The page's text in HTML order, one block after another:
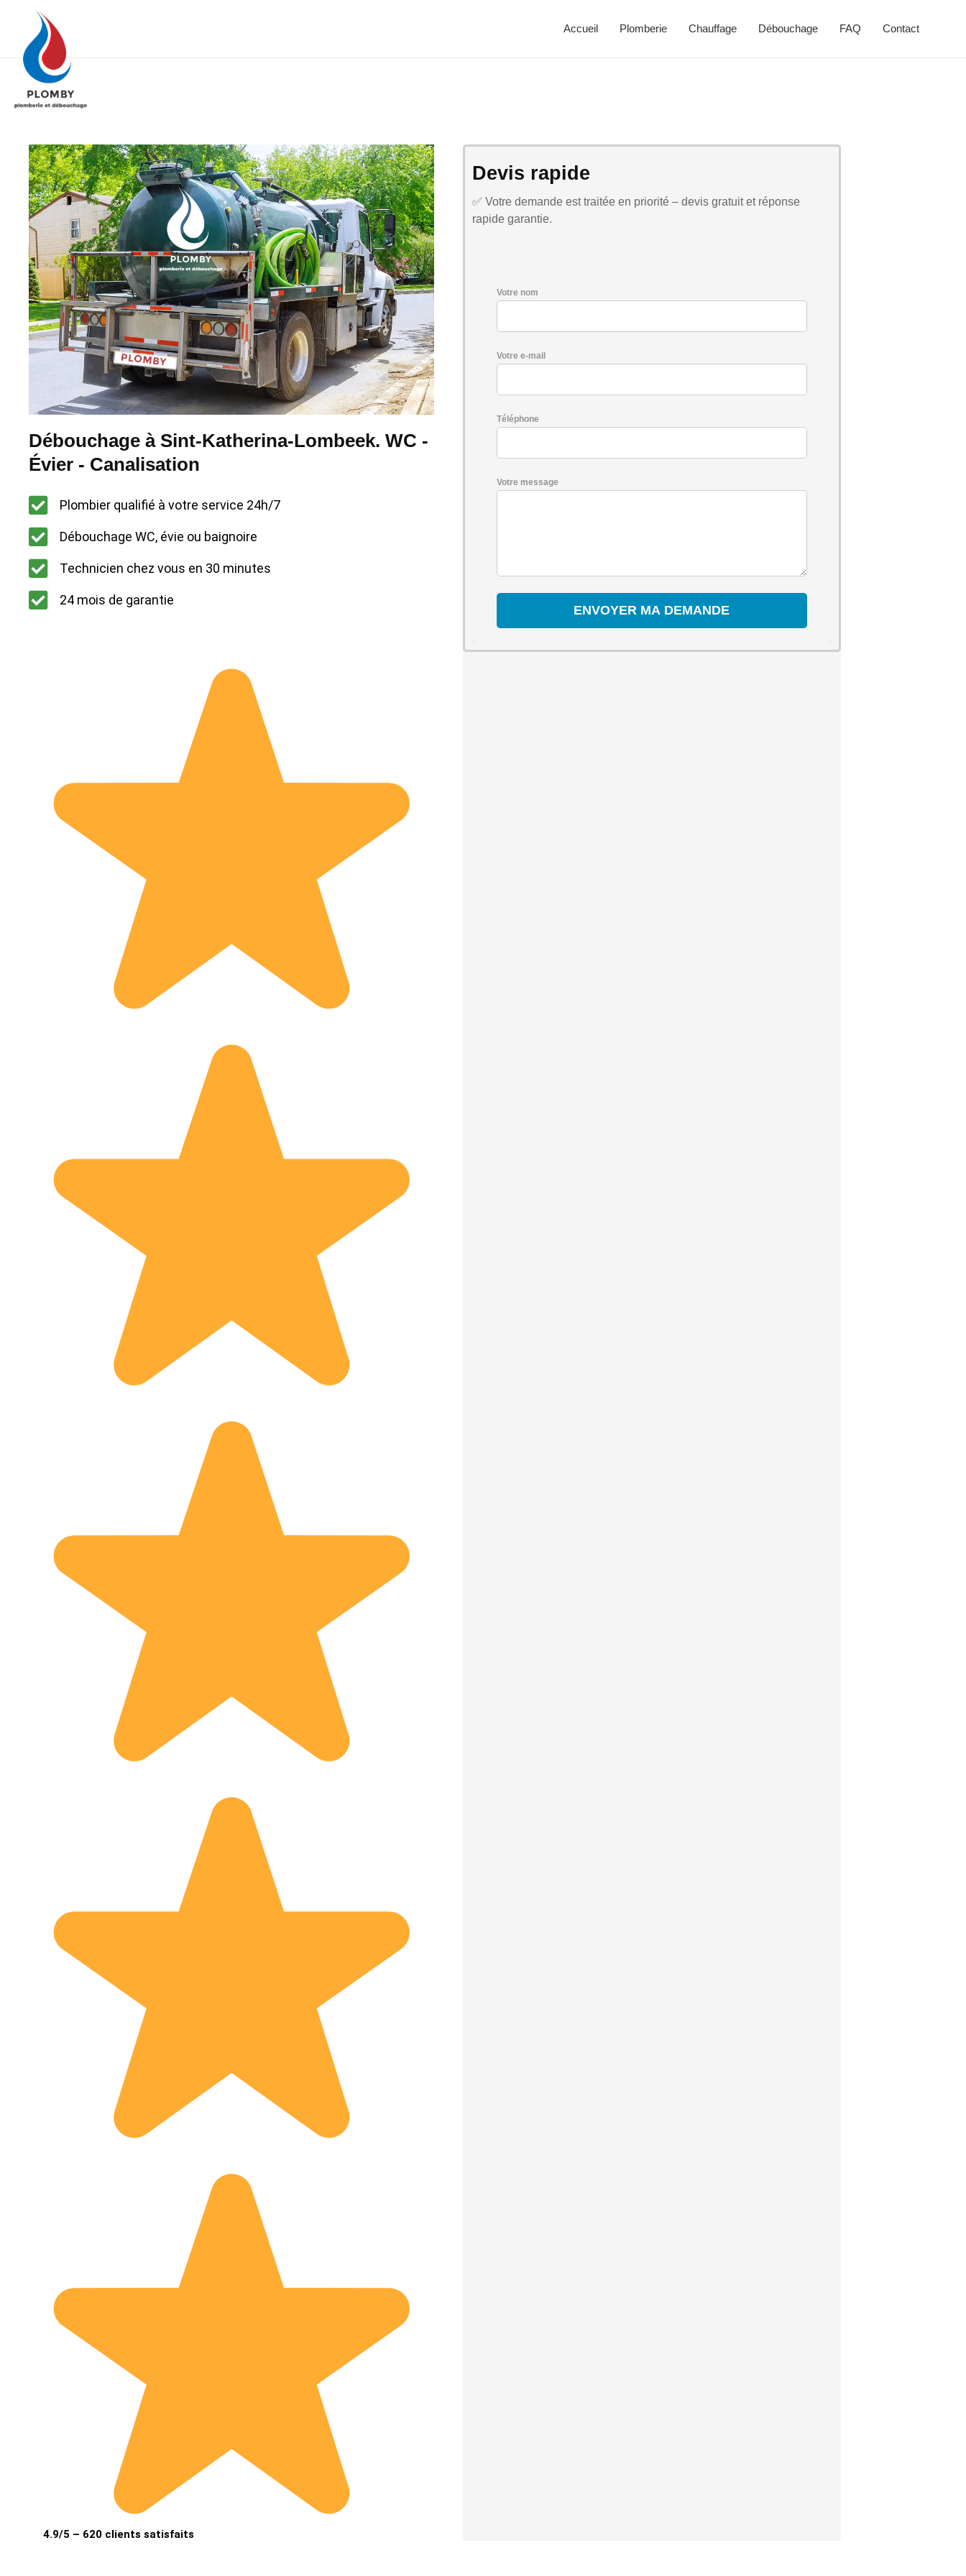
Accueil Plomberie Chauffage Débouchage FAQ Contact
Débouchage à Sint-Katherina-Lombeek. WC -
Évier - Canalisation
Plombier qualifié à votre service 24h/7
Débouchage WC, évie ou baignoire
Technicien chez vous en 30 minutes
24 mois de garantie
4.9/5 – 620 clients satisfaits
Devis rapide
✅ Votre demande est traitée en priorité – devis gratuit et réponse
rapide garantie.
Votre nom
Votre e-mail
Téléphone
Votre message